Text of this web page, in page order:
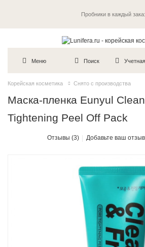
Пробники в каждый
Меню Поиск
Корейская косметика Снято с производства
Маска-пленка Eunyul
Tightening Peel Off Pack
Отзывы (3) Добавьте ваш отзыв